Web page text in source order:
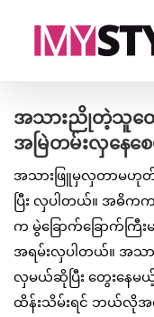
အသားညိုတဲ့သူတွ
အမြဲတမ်းလှနေစေ
အသားဖြူမှလှတာမဟု
ပြီး လှပါတယ်။ အဓိက
က မွဲခြောက်ခြောက်ကြီး
အရမ်းလှပါတယ်။ အသ
လှမယ်ဆိုပြီး တွေးနေမ
ထိန်းသိမ်းရင် ဘယ်လိုအရေ